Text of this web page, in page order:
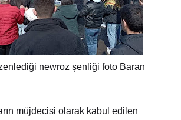
newroz şenliği foto Baran
müjdecisi olarak kabul edilen